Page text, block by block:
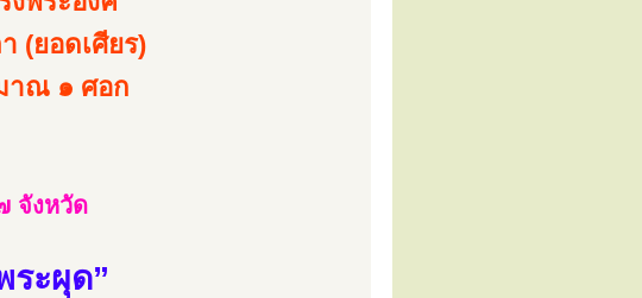
(ยอดเศียร)
าณ ๑ ศอก
จังหวัด
ระผุด”